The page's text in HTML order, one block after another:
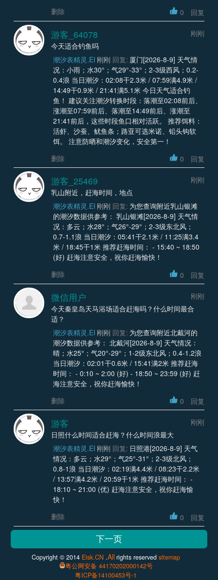
删除
0 回复
游客_64078
刚刚
今天适合钓鱼吗
潮汐表精灵.EI 刚刚 回复: 厦门[2026-8-9] 天气情
况：小雨；水30°；气29°-33°；2-3级西风；0.2-
0.4浪 当日潮汐：02:08干2.3米 / 07:59满4.9米 /
14:49干0.9米 / 21:41满5.1米 今日天气适合钓
鱼！ 建议关注潮汐转换时段：落潮至02:08前后、
涨潮至07:59前后、落潮至14:49前后、涨潮至
21:41前后，这些时段鱼口相对活跃。 推荐饵料：
活虾、沙蚕、鱿鱼条；路亚可选米诺、铅头钩软
饵。 注意防晒和潮汐变化，安全第一！
删除
0 回复
游客_25469
刚刚
乳山附近，赶海时间，地点
潮汐表精灵.EI 刚刚 回复: 为您查询附近乳山银滩
的潮汐数据供参考： 乳山银滩[2026-8-9] 天气情
况：多云；水28°；气26°-29°；2-3级东北风；
0.7-1.1浪 当日潮汐：05:41干2.1米 / 11:25满3.4
米 / 18:45干1米 推荐赶海时间： - 15:40 ~ 18:50
(好) 赶海注意安全，祝你赶海愉快！
删除
0 回复
微信用户
刚刚
今天秦皇岛天马浴场适合赶海吗？什么时间最合
适？
潮汐表精灵.EI 刚刚 回复: 为您查询附近北戴河的
潮汐数据供参考： 北戴河[2026-8-9] 天气情况：
晴；水25°；气20°-29°；1-2级东北风；0.4-1.2浪
当日潮汐：02:01干0.6米 / 15:41满2米 推荐赶海
时间： - 0:10 ~ 2:00 (好) - 18:50 ~ 23:59 (好) 赶
海注意安全，祝你赶海愉快！
删除
0 回复
游客
刚刚
日照什么时间适合赶海？什么时间浪最大
潮汐表精灵.EI 刚刚 回复: 日照港[2026-8-9] 天气
情况：多云；水29°；气25°-31°；2-3级北风；
0.8-1浪 当日潮汐：02:19满4.4米 / 08:23干2.2米
/ 13:57满4.2米 / 20:59干1米 推荐赶海时间： -
18:10 ~ 21:00 (优) 赶海注意安全，祝你赶海愉
快！
删除
0 回复
Copyright © 2014 Eisk.CN .Allrights reservedsitemap
粤公网安备 44170202000142号
粤ICP备14100453号-1